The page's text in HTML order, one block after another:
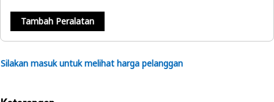
Tambah Peralatan
Silakan masuk untuk melihat harga pelanggan